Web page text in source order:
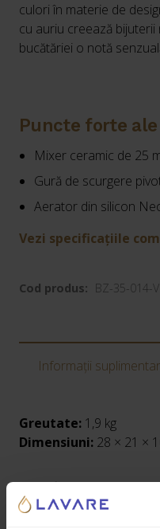
culori în materie de
cu auriu creează
bucătăriei o notă
Puncte forte
Mixer ceramic de 25
Gură de scurgere
Aerator din silicon
Vezi specificațiile
Cod produs: BZ-35-014-V
Informații
Greutate: 1,9 kg
Dimensiuni: 28 × 21 ×
Specificații tehnice: